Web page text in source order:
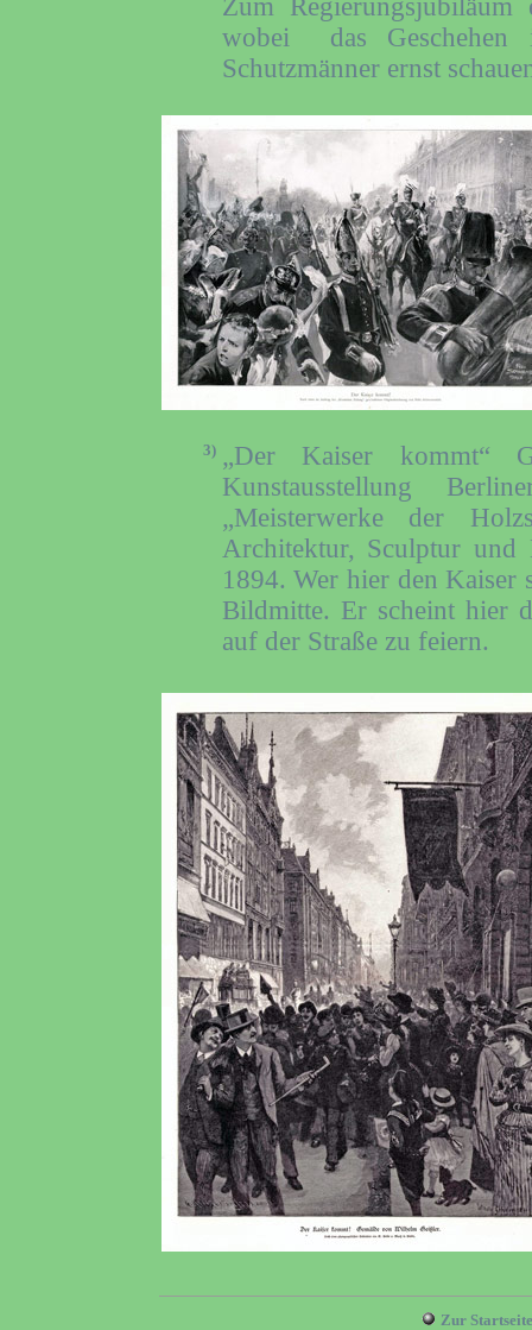
Zum
wobei das Geschehen
Schutzmänner ernst
3) „Der Kaiser kommt“
Kunstausstellung
„Meisterwerke der
Architektur, Sculptur und
1894. Wer hier den
Bildmitte. Er scheint hier
auf der Straße zu feiern.
Zur Startseite